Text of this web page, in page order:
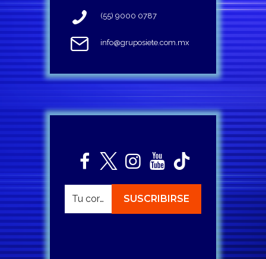
(55) 9000 0787
info@gruposiete.com.mx